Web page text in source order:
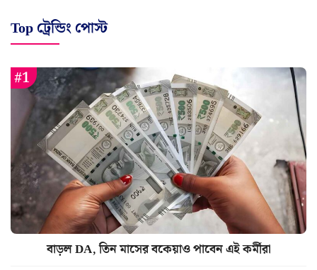
Top ট্রেন্ডিং পোস্ট
বাড়ল DA, তিন মাসের বকেয়াও পাবেন এই কর্মীরা